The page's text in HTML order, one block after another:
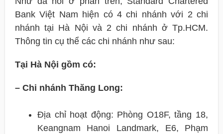
Bank Việt Nam hiện có 4 chi nhánh với 2 chi
nhánh tại Hà Nội và 2 chi nhánh ở Tp.HCM.
Thông tin cụ thể các chi nhánh như sau:
Tại Hà Nội gồm có:
– Chi nhánh Thăng Long:
Địa chỉ hoạt động: Phòng O18F, tầng 18,
Keangnam Hanoi Landmark, E6, Phạm